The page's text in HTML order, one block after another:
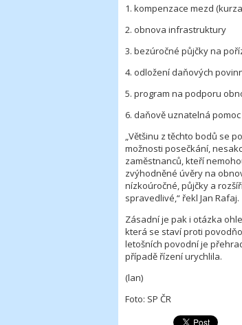
1. kompenzace mezd
2. obnova infrastruktury
3. bezúročné půjčky na
4. odložení daňových
5. program na podporu
6. daňově uznatelná pomoc
„Většinu z těchto bodů se
možnosti posečkání,
zaměstnanců, kteří
zvýhodněné úvěry na
nízkoúročné, půjčky a
spravedlivé,“ řekl Jan Rafaj.
Zásadní je pak i otázka
která se staví proti
letošních povodní je
případě řízení urychlila.
(lan)
Foto: SP ČR